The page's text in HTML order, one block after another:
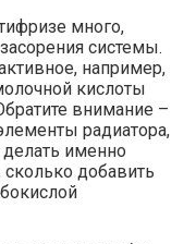
много,
системы.
например,
кислоты
внимание –
радиатора,
именно
добавить